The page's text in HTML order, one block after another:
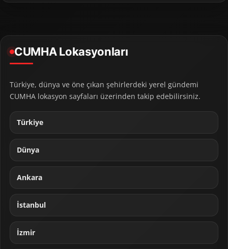
CUMHA Lokasyonları
Türkiye, dünya ve öne çıkan şehirlerdeki yerel gündemi
CUMHA lokasyon sayfaları üzerinden takip edebilirsiniz.
Türkiye
Dünya
Ankara
İstanbul
İzmir